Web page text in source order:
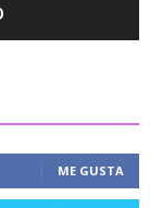
ME GUSTA